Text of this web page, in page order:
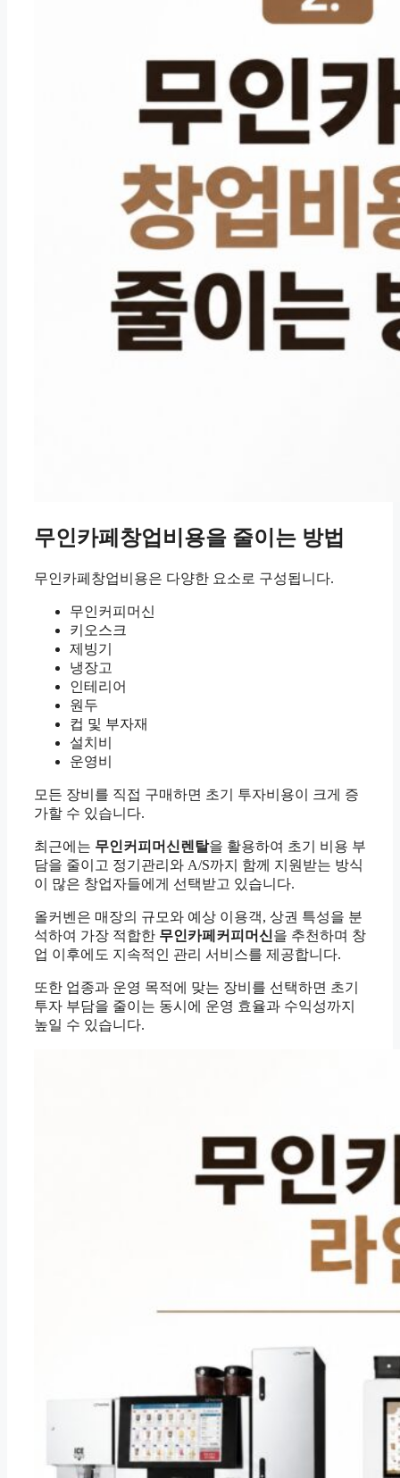
무인카페창업비용을 줄이는 방법
무인카페창업비용은 다양한 요소로 구성됩니다.
무인커피머신
키오스크
제빙기
냉장고
인테리어
원두
컵 및 부자재
설치비
운영비
모든 장비를 직접 구매하면 초기 투자비용이 크게 증
가할 수 있습니다.
최근에는 무인커피머신렌탈을 활용하여 초기 비용 부
담을 줄이고 정기관리와 A/S까지 함께 지원받는 방식
이 많은 창업자들에게 선택받고 있습니다.
올커벤은 매장의 규모와 예상 이용객, 상권 특성을 분
석하여 가장 적합한 무인카페커피머신을 추천하며 창
업 이후에도 지속적인 관리 서비스를 제공합니다.
또한 업종과 운영 목적에 맞는 장비를 선택하면 초기
투자 부담을 줄이는 동시에 운영 효율과 수익성까지
높일 수 있습니다.